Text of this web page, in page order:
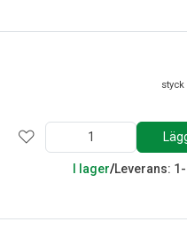
styck
I lager/Leverans: